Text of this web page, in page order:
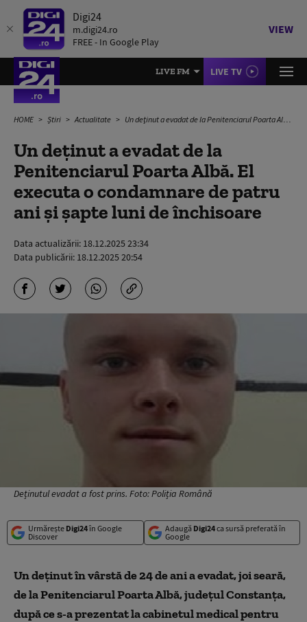
Digi24
m.digi24.ro
FREE - In Google Play
VIEW
LIVE FM LIVE TV
HOME Știri Actualitate Un deţinut a evadat de la Penitenciarul Poarta Albă. El executa o condamnare de patru ani şi şapte luni de închisoare
Un deţinut a evadat de la
Penitenciarul Poarta Albă. El
executa o condamnare de patru
ani şi şapte luni de închisoare
Data actualizării: 18.12.2025 23:34
Data publicării: 18.12.2025 20:54
Deținutul evadat a fost prins. Foto: Poliția Română
Urmărește Digi24în Google
Discover
Adaugă Digi24ca sursă preferată în
Google
Un deţinut în vârstă de 24 de ani a evadat, joi seară,
de la Penitenciarul Poarta Albă, judeţul Constanţa,
după ce s-a prezentat la cabinetul medical pentru